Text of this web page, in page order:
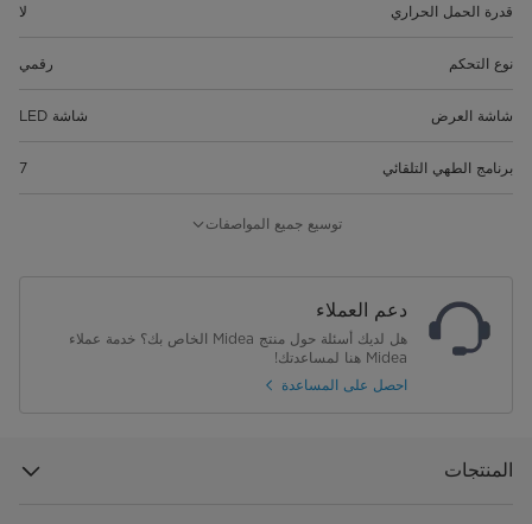
قدرة الحمل الحراري لا
نوع التحكم رقمي
شاشة العرض شاشة LED
برنامج الطهي التلقائي 7
قطر القرص الدوار الزجاجي
أبعاد المنتج (العرض× العمق× الارتفاع)
توسيع جميع المواصفات
دعم العملاء
هل لديك أسئلة حول منتج Midea الخاص بك؟ خدمة عملاء
Midea هنا لمساعدتك!
احصل على المساعدة
المنتجات